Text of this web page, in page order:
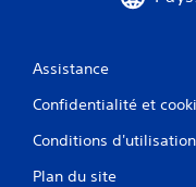
Assistance
Confidentialité et
Conditions
Plan du site